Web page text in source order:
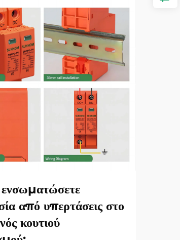
από υπερτάσεις στο
κουτιού